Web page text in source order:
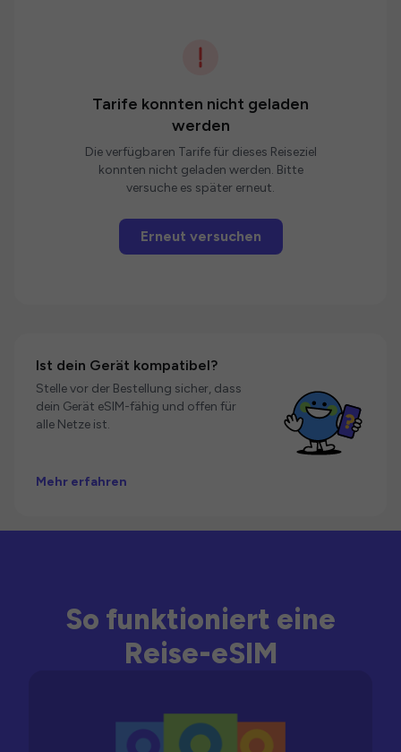
Tarife konnten nicht geladen
werden
Die verfügbaren Tarife für dieses Reiseziel
konnten nicht geladen werden. Bitte
versuche es später erneut.
Erneut versuchen
Ist dein Gerät kompatibel?
Stelle vor der Bestellung sicher, dass
dein Gerät eSIM-fähig und offen für
alle Netze ist.
Mehr erfahren
So funktioniert eine
Reise-eSIM